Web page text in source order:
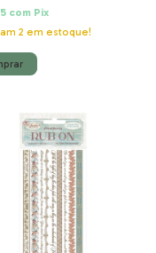
com Pix
2 em estoque!